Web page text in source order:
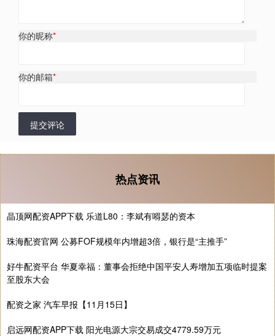
你的昵称*
你的邮箱*
提交评论
热点资讯
晶顶网配资APP下载 乐道L80：李斌有嘚瑟的资本
珠海配资官网 公募FOF规模年内增超3倍，银行是“主推手”
好牛配资平台 华夏幸福：董事会拒绝中国平安人寿增加五项临时提案
至股东大会
配资之家 汽车早报【11月15日】
启远网配资APP下载 阳光电源大宗交易成交4779.59万元